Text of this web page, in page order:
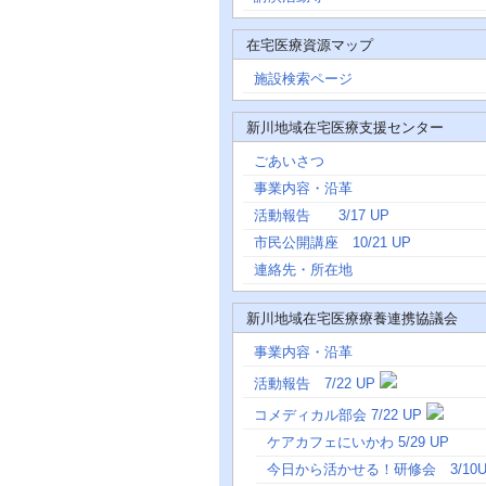
在宅医療資源マップ
施設検索ページ
新川地域在宅医療支援センター
ごあいさつ
事業内容・沿革
活動報告 3/17 UP
市民公開講座 10/21 UP
連絡先・所在地
新川地域在宅医療療養連携協議会
事業内容・沿革
活動報告 7/22 UP
コメディカル部会 7/22 UP
ケアカフェにいかわ 5/29 UP
今日から活かせる！研修会 3/